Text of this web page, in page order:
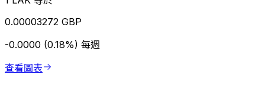
0.00003272 GBP
-0.0000 (0.18%) 每週
查看圖表